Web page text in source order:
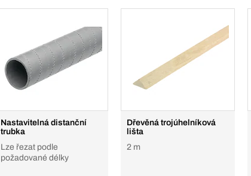
Nastavitelná distanční
trubka
Lze řezat podle
požadované délky
Dřevěná trojúhelníková
lišta
2 m